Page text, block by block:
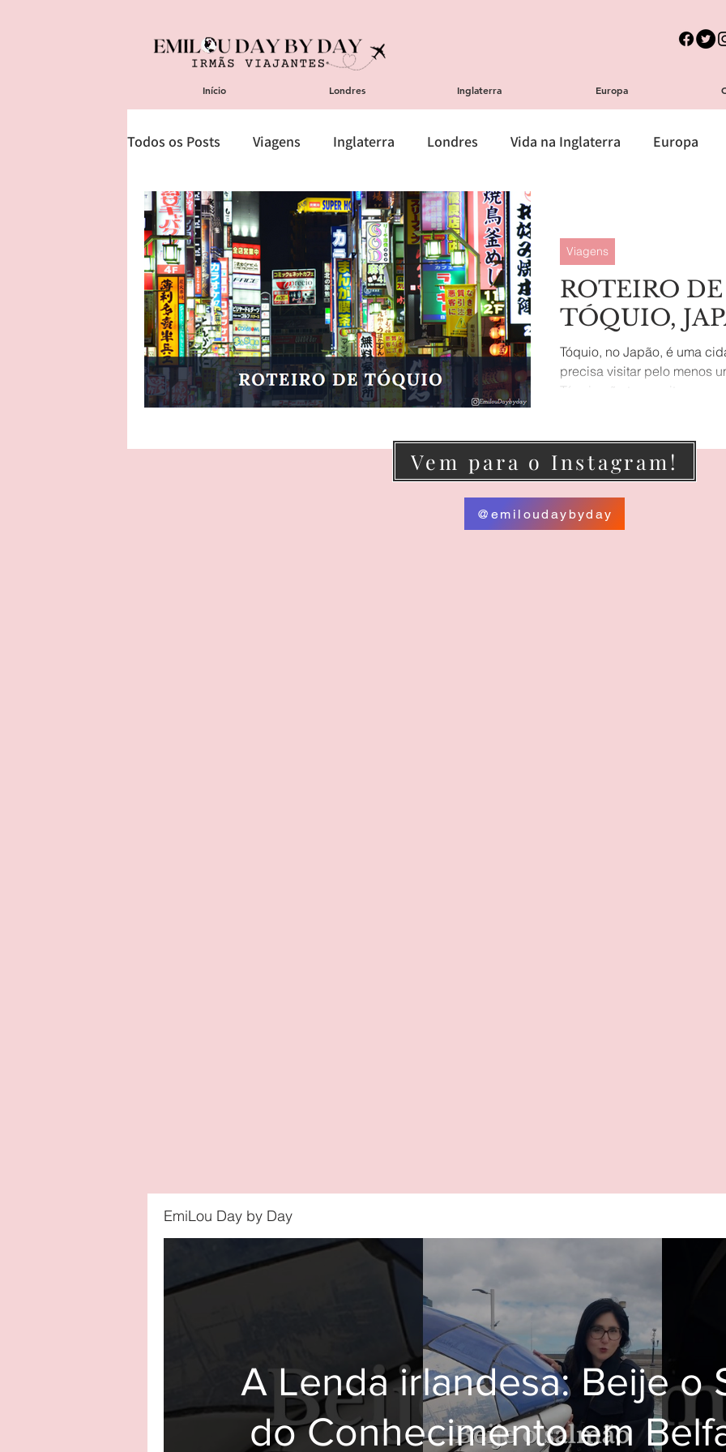
Início Londres Inglaterra Europa
Todos os Posts Viagens Inglaterra Londres Vida na Inglaterra Europa
Áustria Ásia América Espanha Portugal
Reflexões Cotswolds Aeroportos Atrações Turísticas Bairros
Igrejas, Catedrais e Templos Mercados Roteiro Transporte Fazendo a
Natal em Londres Natal na Inglaterra Bate e volta de Londres
ROTEIRO
TÓQUIO,
Tóquio, no Japão, é uma
precisa visitar pelo menos
Tóquio não tem muitos...
Viagens
Vem para o Instagram!
@emiloudaybyday
EmiLou Day by Day
A Lenda irlandesa: Beije o
do Conhecimento em